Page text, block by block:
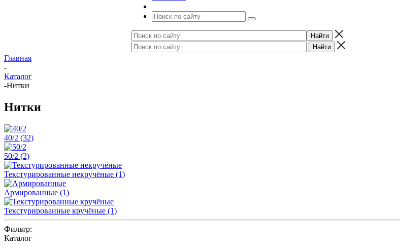
Главная
-
Каталог
-Нитки
Нитки
40/2 (32)
50/2 (2)
Текстурированные некручёные (1)
Армированные (1)
Текстурированные кручёные (1)
Фильтр:
Каталог